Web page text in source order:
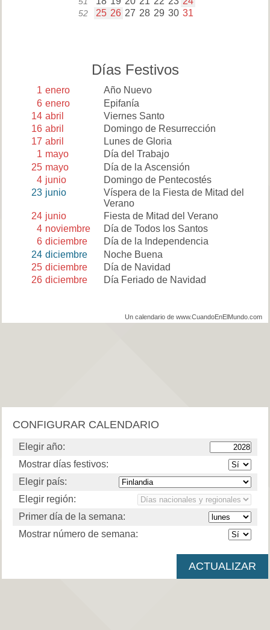
52 25 26 27 28 29 30 31
Días Festivos
1 enero
Año Nuevo
6 enero
Epifanía
14 abril
Viernes Santo
16 abril
Domingo de Resurrección
17 abril
Lunes de Gloria
1 mayo
Día del Trabajo
25 mayo
Día de la Ascensión
4 junio
Domingo de Pentecostés
23 junio
Víspera de la Fiesta de Mitad del
Verano
24 junio
Fiesta de Mitad del Verano
4 noviembre
Día de Todos los Santos
6 diciembre
Día de la Independencia
24 diciembre
Noche Buena
25 diciembre
Día de Navidad
26 diciembre Día Feriado de Navidad
Un calendario de www.CuandoEnElMundo.com
CONFIGURAR CALENDARIO
Elegir año:
Mostrar días festivos:
Elegir país:
Elegir región:
Primer día de la semana:
Mostrar número de semana: